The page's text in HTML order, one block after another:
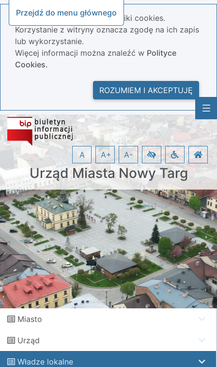
Przejdź do menu głównego
Nasza strona wykorzystuje pliki cookies.
Korzystanie z witryny oznacza zgodę na ich zapis
lub wykorzystanie.
Więcej informacji można znaleźć w Polityce
Cookies.
ROZUMIEM I AKCEPTUJĘ
Urząd Miasta Nowy Targ
A A+ A-
Miasto
Urząd
Władze lokalne